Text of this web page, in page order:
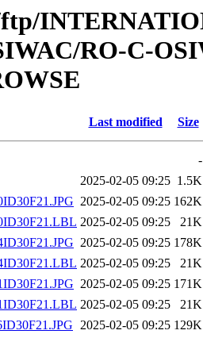
ftp/
RO-C-
Last modified Size
-
2025-02-05 09:25 1.5K
2025-02-05 09:25 162K
2025-02-05 09:25
21K
2025-02-05 09:25 178K
2025-02-05 09:25
21K
2025-02-05 09:25 171K
2025-02-05 09:25
21K
2025-02-05 09:25 129K